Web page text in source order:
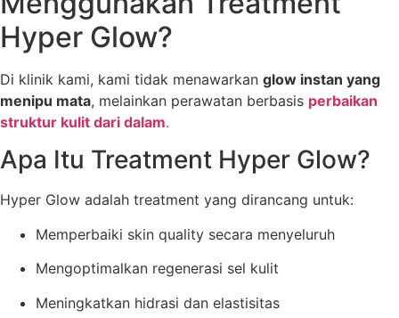
Hyper Glow?
Di klinik kami, kami tidak menawarkan glow instan yang
menipu mata, melainkan perawatan berbasis perbaikan
struktur kulit dari dalam.
Apa Itu Treatment Hyper Glow?
Hyper Glow adalah treatment yang dirancang untuk:
Memperbaiki skin quality secara menyeluruh
Mengoptimalkan regenerasi sel kulit
Meningkatkan hidrasi dan elastisitas